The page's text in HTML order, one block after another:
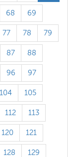
68 69
77 78 79
87 88
96 97
104 105
112 113
120 121
128 129